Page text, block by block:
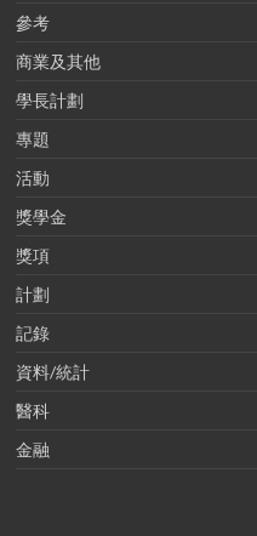
參考
商業及其他
學長計劃
專題
活動
獎學金
獎項
計劃
記錄
資料/統計
醫科
金融